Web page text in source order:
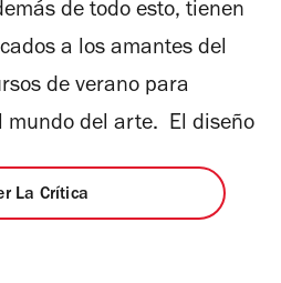
de todo esto, tienen
a los amantes del
de verano para
mundo del arte. El diseño
La Crítica